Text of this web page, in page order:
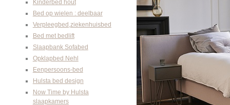
Kinderbed hout
Bed op wielen : deelbaar
Verpleegbed,ziekenhuisbed
Bed met bedlift
Slaapbank Sofabed
Opklapbed Nehl
Eenpersoons-bed
Hulsta bed design
Now Time by Hulsta
slaapkamers